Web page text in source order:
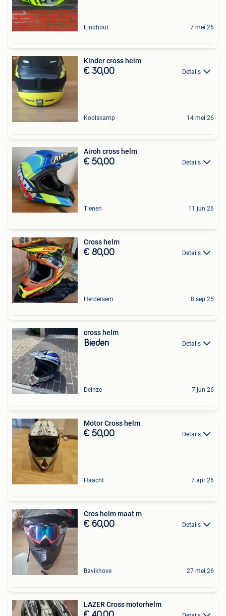
Eindhout 7 mei 26
Kinder cross helm
€ 30,00 Details
Koolskamp 14 mei 26
Airoh cross helm
€ 50,00 Details
Tienen 11 jun 26
Cross helm
€ 80,00 Details
Herdersem 8 sep 25
cross helm
Bieden Details
Deinze 7 jun 26
Motor Cross helm
€ 50,00 Details
Haacht 7 apr 26
Cros helm maat m
€ 60,00 Details
Bavikhove 27 mei 26
LAZER Cross motorhelm